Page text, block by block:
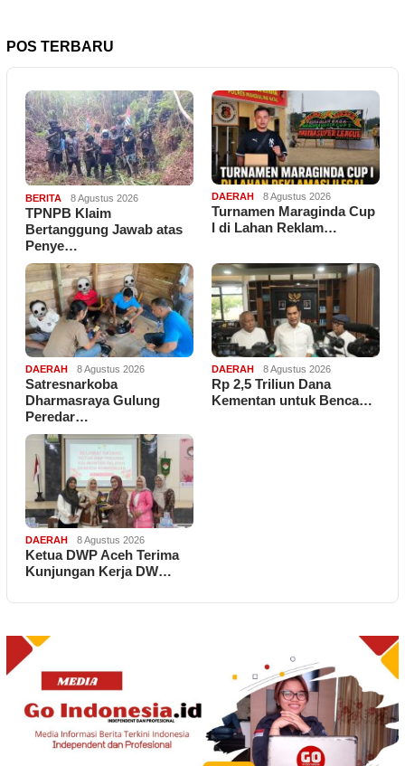
POS TERBARU
BERITA 8 Agustus 2026
TPNPB Klaim
Bertanggung Jawab atas
Penye…
DAERAH 8 Agustus 2026
Turnamen Maraginda Cup
I di Lahan Reklam…
DAERAH 8 Agustus 2026
Satresnarkoba
Dharmasraya Gulung
Peredar…
DAERAH 8 Agustus 2026
Rp 2,5 Triliun Dana
Kementan untuk Benca…
DAERAH 8 Agustus 2026
Ketua DWP Aceh Terima
Kunjungan Kerja DW…